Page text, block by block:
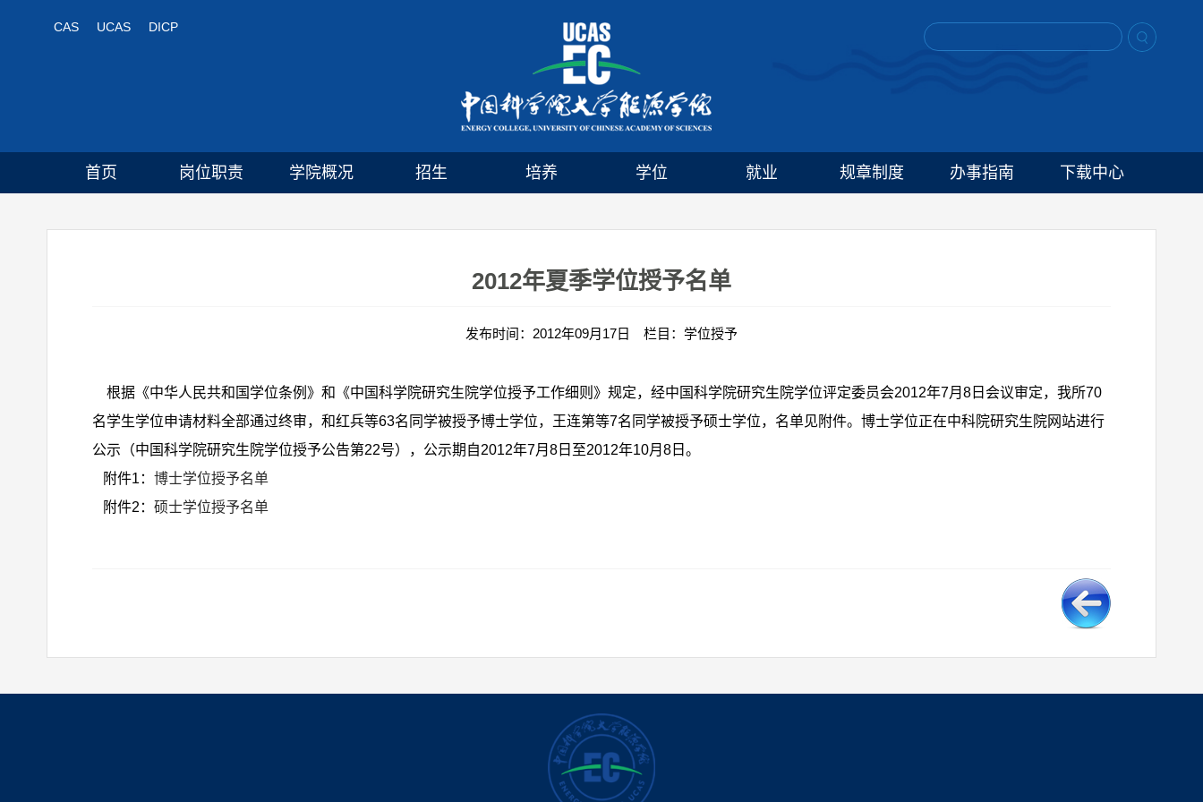
CAS UCAS DICP
首页 岗位职责 学院概况 招生 培养 学位 就业 规章制度 办事指南 下载中心
2012年夏季学位授予名单
发布时间：2012年09月17日 栏目：学位授予
根据《中华人民共和国学位条例》和《中国科学院研究生院学位授予工作细则》规定，经中国科学院研究生院学位评定委员会2012年7月8日会议审定，我所70
名学生学位申请材料全部通过终审，和红兵等63名同学被授予博士学位，王连第等7名同学被授予硕士学位，名单见附件。博士学位正在中科院研究生院网站进行
公示（中国科学院研究生院学位授予公告第22号），公示期自2012年7月8日至2012年10月8日。
附件1： 博士学位授予名单
附件2： 硕士学位授予名单